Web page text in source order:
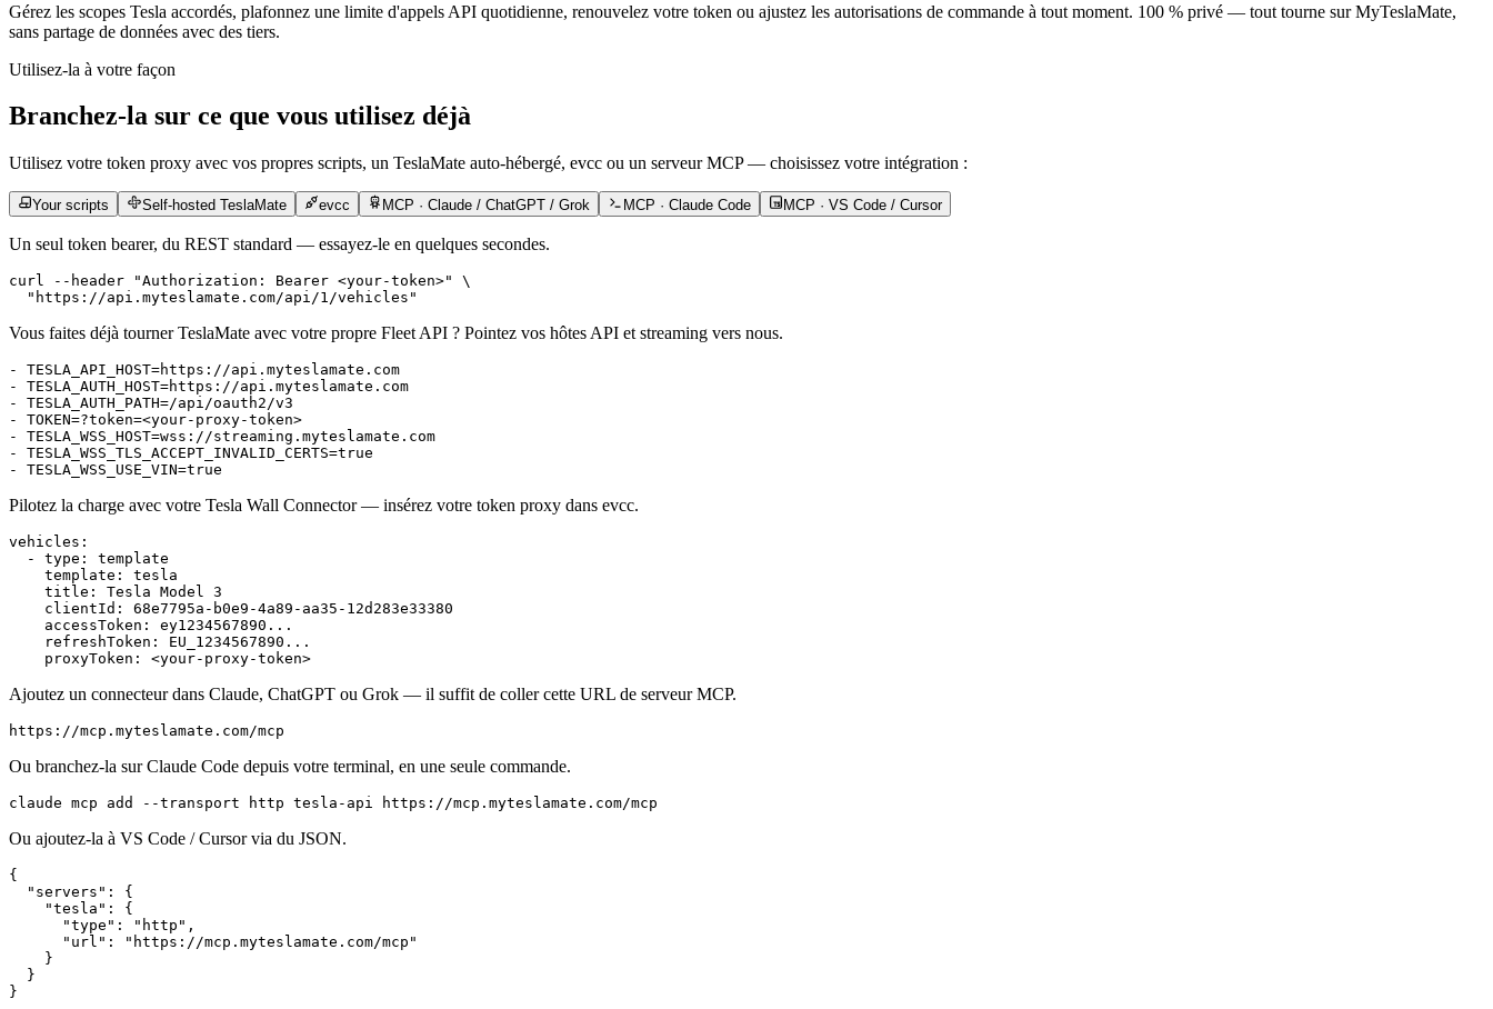
Gérez les scopes Tesla accordés, plafonnez une limite d'appels API quotidienne, renouvelez votre token ou ajustez les autorisations de commande à tout moment. 100 % privé — tout tourne sur MyTeslaMate,
sans partage de données avec des tiers.
Utilisez-la à votre façon
Branchez-la sur ce que vous utilisez déjà
Utilisez votre token proxy avec vos propres scripts, un TeslaMate auto-hébergé, evcc ou un serveur MCP — choisissez votre intégration :
Your scripts Self-hosted TeslaMate evcc MCP · Claude / ChatGPT / Grok MCP · Claude Code MCP · VS Code / Cursor
Un seul token bearer, du REST standard — essayez-le en quelques secondes.
curl --header "Authorization: Bearer <your-token>"
\
  "https://api.myteslamate.com/api/1/vehicles"
Vous faites déjà tourner TeslaMate avec votre propre Fleet API ? Pointez vos hôtes API et streaming vers nous.
- TESLA_API_HOST=https://api.myteslamate.com
- TESLA_AUTH_HOST=https://api.myteslamate.com
- TESLA_AUTH_PATH=/api/oauth2/v3
- TOKEN=?token=<your-proxy-token>
- TESLA_WSS_HOST=wss://streaming.myteslamate.com
- TESLA_WSS_TLS_ACCEPT_INVALID_CERTS=true
- TESLA_WSS_USE_VIN=true
Pilotez la charge avec votre Tesla Wall Connector — insérez votre token proxy dans evcc.
vehicles :
  -
type :
template
    template
:
tesla
    title
:
Tesla Model 3
    clientId
:
68e7795a-b0e9-4a89-aa35-12d283e33380
    accessToken
:
ey1234567890...
    refreshToken
:
EU_1234567890...
    proxyToken
: <your-proxy-token>
Ajoutez un connecteur dans Claude, ChatGPT ou Grok — il suffit de coller cette URL de serveur MCP.
https://mcp.myteslamate.com/mcp
Ou branchez-la sur Claude Code depuis votre terminal, en une seule commande.
claude mcp add --transport http tesla-api https://mcp.myteslamate.com/mcp
Ou ajoutez-la à VS Code / Cursor via du JSON.
{
  "servers"
:
{
    "tesla"
:
{
      "type"
: "http" ,
      "url"
:
"https://mcp.myteslamate.com/mcp"
    }
  }
}